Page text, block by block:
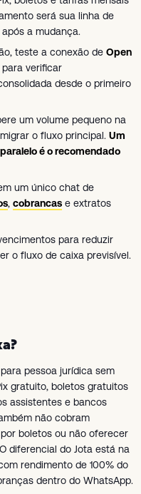
será sua linha de
a mudança.
teste a conexão de Open
verificar
desde o primeiro
um volume pequeno na
o fluxo principal. Um
é o recomendado
um único chat de
, cobrancas e extratos
para reduzir
o fluxo de caixa previsível.
pessoa jurídica sem
gratuito, boletos gratuitos
assistentes e bancos
não cobram
boletos ou não oferecer
diferencial do Jota está na
rendimento de 100% do
dentro do WhatsApp.